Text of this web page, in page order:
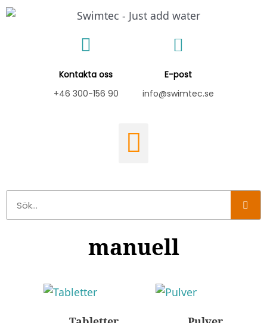
Hoppa
Kontakta oss
+46 300-156 90
E-post
info@swimtec.se
manuell